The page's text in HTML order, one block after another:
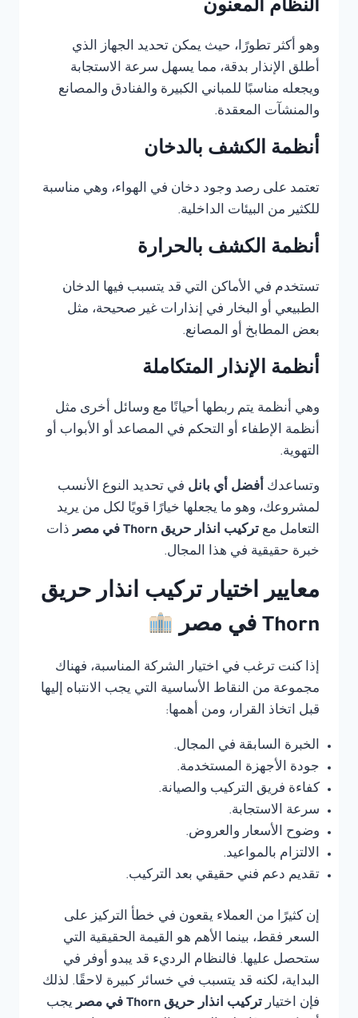
النظام المعنون
وهو أكثر تطورًا، حيث يمكن تحديد الجهاز الذي
أطلق الإنذار بدقة، مما يسهل سرعة الاستجابة
ويجعله مناسبًا للمباني الكبيرة والفنادق والمصانع
والمنشآت المعقدة.
أنظمة الكشف بالدخان
تعتمد على رصد وجود دخان في الهواء، وهي مناسبة
للكثير من البيئات الداخلية.
أنظمة الكشف بالحرارة
تستخدم في الأماكن التي قد يتسبب فيها الدخان
الطبيعي أو البخار في إنذارات غير صحيحة، مثل
بعض المطابخ أو المصانع.
أنظمة الإنذار المتكاملة
وهي أنظمة يتم ربطها أحيانًا مع وسائل أخرى مثل
أنظمة الإطفاء أو التحكم في المصاعد أو الأبواب أو
التهوية.
وتساعدك أفضل أي بانل في تحديد النوع الأنسب
لمشروعك، وهو ما يجعلها خيارًا قويًا لكل من يريد
التعامل مع تركيب انذار حريق Thorn في مصر
ذات
خبرة حقيقية في هذا المجال.
معايير اختيار تركيب انذار حريق
Thorn في مصر
إذا كنت ترغب في اختيار الشركة المناسبة، فهناك
مجموعة من النقاط الأساسية التي يجب الانتباه إليها
قبل اتخاذ القرار، ومن أهمها:
الخبرة السابقة في المجال.
جودة الأجهزة المستخدمة.
كفاءة فريق التركيب والصيانة.
سرعة الاستجابة.
وضوح الأسعار والعروض.
الالتزام بالمواعيد.
تقديم دعم فني حقيقي بعد التركيب.
إن كثيرًا من العملاء يقعون في خطأ التركيز على
السعر فقط، بينما الأهم هو القيمة الحقيقية التي
ستحصل عليها. فالنظام الرديء قد يبدو أوفر في
البداية، لكنه قد يتسبب في خسائر كبيرة لاحقًا. لذلك
فإن اختيار تركيب انذار حريق Thorn في مصر
يجب